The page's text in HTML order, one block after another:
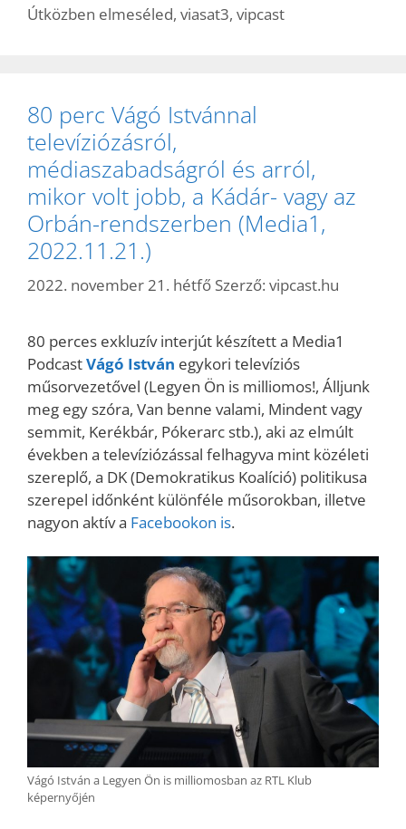
Útközben elmeséled, viasat3, vipcast
80 perc Vágó Istvánnal
televíziózásról,
médiaszabadságról és arról,
mikor volt jobb, a Kádár- vagy az
Orbán-rendszerben (Media1,
2022.11.21.)
2022. november 21. hétfő Szerző: vipcast.hu
80 perces exkluzív interjút készített a Media1
PodcastVágó István egykori televíziós
műsorvezetővel (Legyen Ön is milliomos!, Álljunk
meg egy szóra, Van benne valami, Mindent vagy
semmit, Kerékbár, Pókerarc stb.), aki az elmúlt
években a televíziózással felhagyva mint közéleti
szereplő, a DK (Demokratikus Koalíció) politikusa
szerepel időnként különféle műsorokban, illetve
nagyon aktív a Facebookon is.
Vágó István a Legyen Ön is milliomosban az RTL Klub
képernyőjén